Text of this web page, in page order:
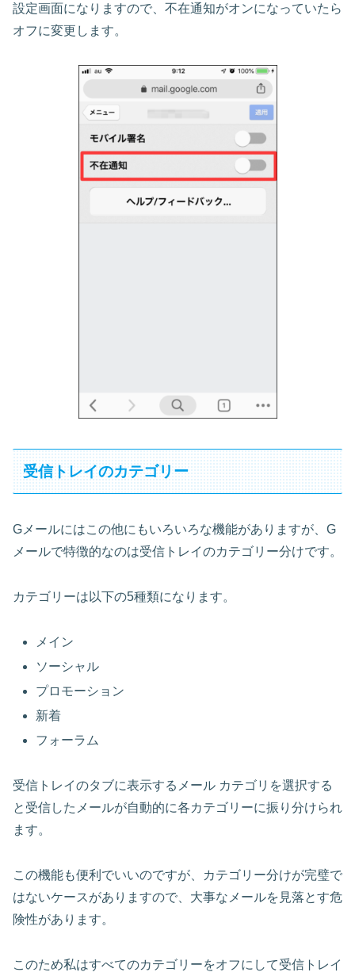
設定画面になりますので、不在通知がオンになっていたら
オフに変更します。
受信トレイのカテゴリー
Gメールにはこの他にもいろいろな機能がありますが、G
メールで特徴的なのは受信トレイのカテゴリー分けです。
カテゴリーは以下の5種類になります。
メイン
ソーシャル
プロモーション
新着
フォーラム
受信トレイのタブに表示するメール カテゴリを選択する
と受信したメールが自動的に各カテゴリーに振り分けられ
ます。
この機能も便利でいいのですが、カテゴリー分けが完璧で
はないケースがありますので、大事なメールを見落とす危
険性があります。
このため私はすべてのカテゴリーをオフにして受信トレイ